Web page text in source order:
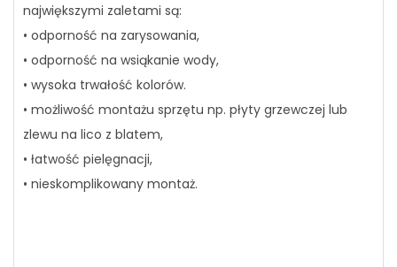
największymi zaletami są:
• odporność na zarysowania,
• odporność na wsiąkanie wody,
• wysoka trwałość kolorów.
• możliwość montażu sprzętu np. płyty grzewczej lub
zlewu na lico z blatem,
• łatwość pielęgnacji,
• nieskomplikowany montaż.